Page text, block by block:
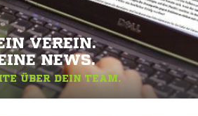
VEREIN.
NEWS.
ÜBER DEIN TEAM.